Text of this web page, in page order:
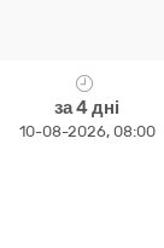
за 4 дні
10-08-2026, 08:00